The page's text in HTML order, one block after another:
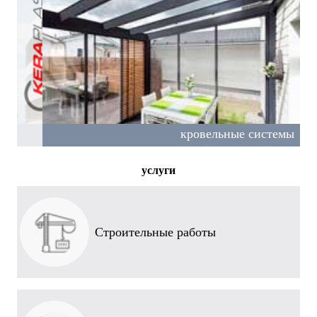
Кровельные системы
люки дымоудаления, светопрозрачные кровельные
конструкции, зенитные фонари
кровельные системы
кровельные системы
услуги
Строительные работы